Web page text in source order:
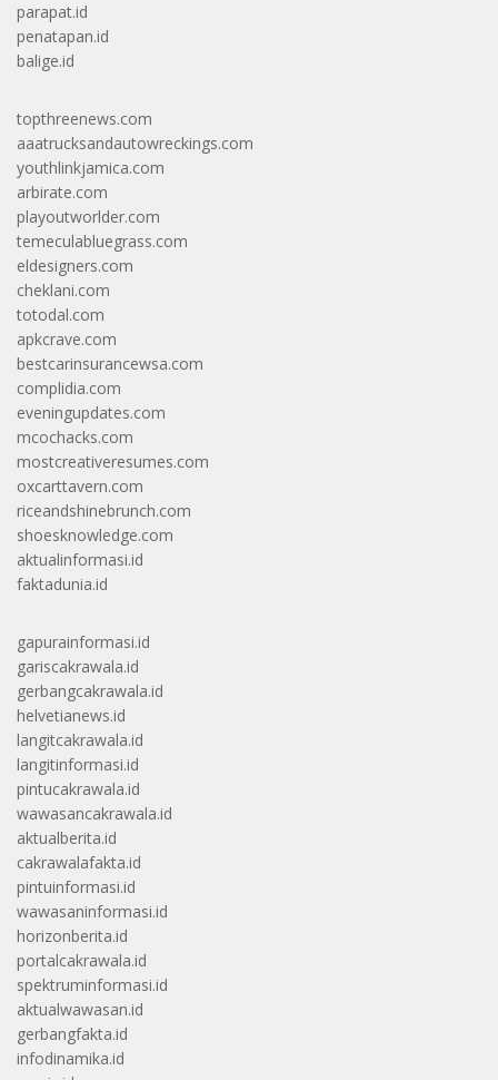
parapat.id
penatapan.id
balige.id
topthreenews.com
aaatrucksandautowreckings.com
youthlinkjamica.com
arbirate.com
playoutworlder.com
temeculabluegrass.com
eldesigners.com
cheklani.com
totodal.com
apkcrave.com
bestcarinsurancewsa.com
complidia.com
eveningupdates.com
mcochacks.com
mostcreativeresumes.com
oxcarttavern.com
riceandshinebrunch.com
shoesknowledge.com
aktualinformasi.id
faktadunia.id
gapurainformasi.id
gariscakrawala.id
gerbangcakrawala.id
helvetianews.id
langitcakrawala.id
langitinformasi.id
pintucakrawala.id
wawasancakrawala.id
aktualberita.id
cakrawalafakta.id
pintuinformasi.id
wawasaninformasi.id
horizonberita.id
portalcakrawala.id
spektruminformasi.id
aktualwawasan.id
gerbangfakta.id
infodinamika.id